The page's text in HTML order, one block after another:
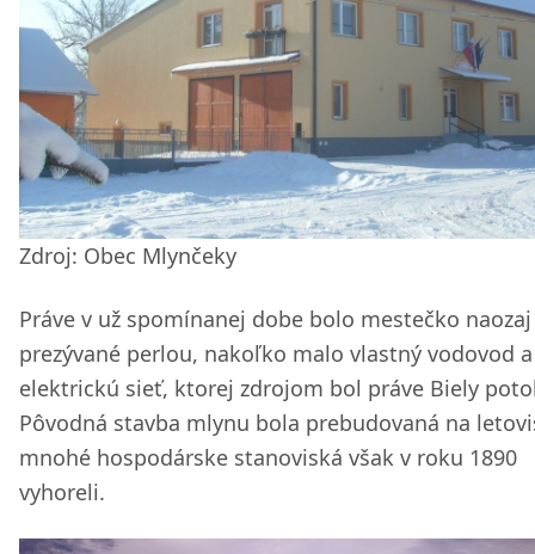
Zdroj: Obec Mlynčeky
Práve v už spomínanej dobe bolo mestečko naozaj
prezývané perlou, nakoľko malo vlastný vodovod a
elektrickú sieť, ktorej zdrojom bol práve Biely
Pôvodná stavba mlynu bola prebudovaná na
mnohé hospodárske stanoviská však v roku 1890
vyhoreli.